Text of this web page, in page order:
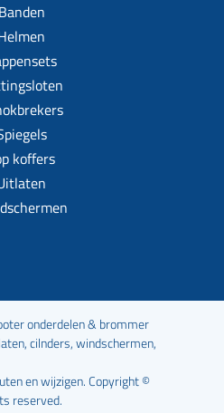
Banden
koffers
onderdelen & brommer
cilnders, windschermen,
en wijzigen. Copyright ©
reserved.